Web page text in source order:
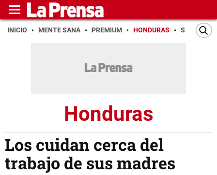
INICIO MENTE SANA PREMIUM HONDURAS SAN PEDRO
Honduras
Los cuidan cerca del
trabajo de sus madres